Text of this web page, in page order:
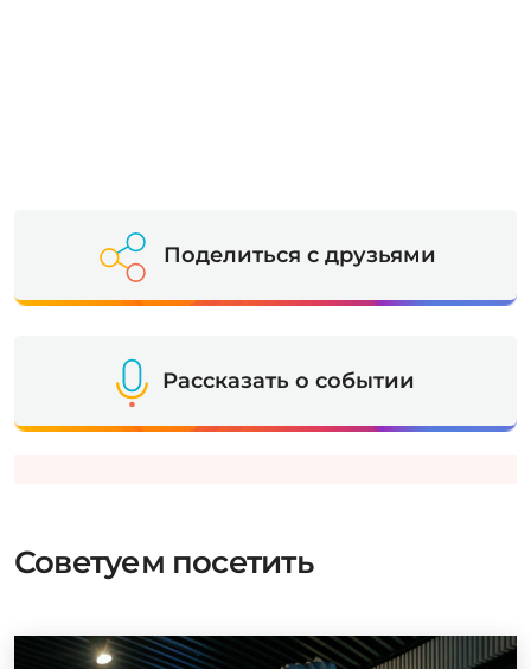
Поделиться с друзьями
Рассказать о событии
Советуем посетить